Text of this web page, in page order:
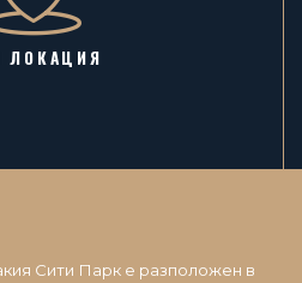
ЛОКАЦИЯ
Сити Парк е разположен в